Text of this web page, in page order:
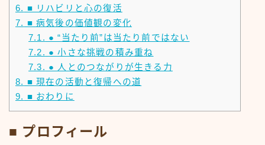
6. ■ リハビリと心の復活
7. ■ 病気後の価値観の変化
7.1. ● “当たり前”は当たり前ではない
7.2. ● 小さな挑戦の積み重ね
7.3. ● 人とのつながりが生きる力
8. ■ 現在の活動と復帰への道
9. ■ おわりに
■ プロフィール